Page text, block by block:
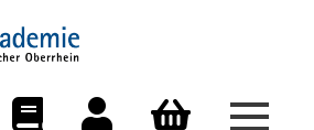
Menü